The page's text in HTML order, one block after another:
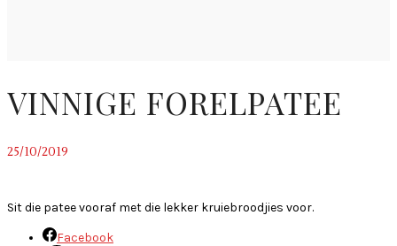
VINNIGE FORELPATEE
25/10/2019
Sit die patee vooraf met die lekker kruiebroodjies voor.
Facebook